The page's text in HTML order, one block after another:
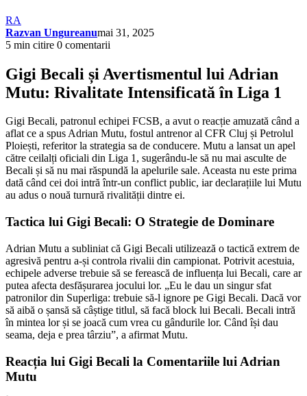
RA
Razvan Ungureanumai 31, 2025
5 min citire 0 comentarii
Gigi Becali și Avertismentul lui Adrian
Mutu: Rivalitate Intensificată în Liga 1
Gigi Becali, patronul echipei FCSB, a avut o reacție amuzată când a
aflat ce a spus Adrian Mutu, fostul antrenor al CFR Cluj și Petrolul
Ploiești, referitor la strategia sa de conducere. Mutu a lansat un apel
către ceilalți oficiali din Liga 1, sugerându-le să nu mai asculte de
Becali și să nu mai răspundă la apelurile sale. Aceasta nu este prima
dată când cei doi intră într-un conflict public, iar declarațiile lui Mutu
au adus o nouă turnură rivalității dintre ei.
Tactica lui Gigi Becali: O Strategie de Dominare
Adrian Mutu a subliniat că Gigi Becali utilizează o tactică extrem de
agresivă pentru a-și controla rivalii din campionat. Potrivit acestuia,
echipele adverse trebuie să se ferească de influența lui Becali, care ar
putea afecta desfășurarea jocului lor. „Eu le dau un singur sfat
patronilor din Superliga: trebuie să-l ignore pe Gigi Becali. Dacă vor
să aibă o șansă să câștige titlul, să facă block lui Becali. Becali intră
în mintea lor și se joacă cum vrea cu gândurile lor. Când își dau
seama, deja e prea târziu”, a afirmat Mutu.
Reacția lui Gigi Becali la Comentariile lui Adrian
Mutu